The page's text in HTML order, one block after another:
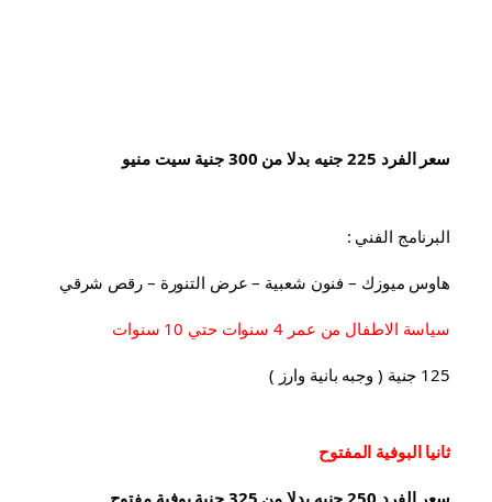
سعر الفرد 225 جنيه بدلا من 300 جنية سيت منيو
البرنامج الفني :
هاوس ميوزك – فنون شعبية – عرض التنورة – رقص شرقي
سياسة الاطفال من عمر 4 سنوات حتي 10 سنوات
125 جنية ( وجبه بانية وارز )
ثانيا البوفية المفتوح
سعر الفرد 250 جنيه بدلا من 325 جنية بوفية مفتوح